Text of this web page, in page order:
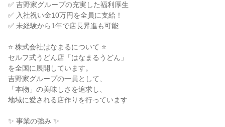
✅ 吉野家グループの充実した福利厚生
✅ 入社祝い金10万円を全員に支給！
✅ 未経験から1年で店長昇進も可能
⭐ 株式会社はなまるについて ⭐
セルフ式うどん店「はなまるうどん」
を全国に展開しています。
吉野家グループの一員として、
「本物」の美味しさを追求し、
地域に愛される店作りを行っています
✨ 事業の強み ✨